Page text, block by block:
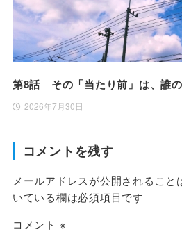
第8話 その「当たり前」は、誰の
2026年7月30日
コメントを残す
メールアドレスが公開されること
いている欄は必須項目です
コメント ※